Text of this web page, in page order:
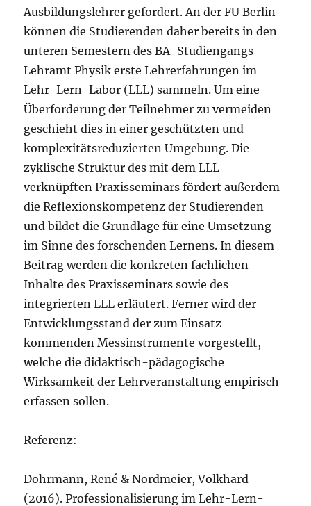
Ausbildungslehrer gefordert. An der FU Berlin
können die Studierenden daher bereits in den
unteren Semestern des BA-Studiengangs
Lehramt Physik erste Lehrerfahrungen im
Lehr-Lern-Labor (LLL) sammeln. Um eine
Überforderung der Teilnehmer zu vermeiden
geschieht dies in einer geschützten und
komplexitätsreduzierten Umgebung. Die
zyklische Struktur des mit dem LLL
verknüpften Praxisseminars fördert außerdem
die Reflexionskompetenz der Studierenden
und bildet die Grundlage für eine Umsetzung
im Sinne des forschenden Lernens. In diesem
Beitrag werden die konkreten fachlichen
Inhalte des Praxisseminars sowie des
integrierten LLL erläutert. Ferner wird der
Entwicklungsstand der zum Einsatz
kommenden Messinstrumente vorgestellt,
welche die didaktisch-pädagogische
Wirksamkeit der Lehrveranstaltung empirisch
erfassen sollen.
Referenz:
Dohrmann, René & Nordmeier, Volkhard
(2016). Professionalisierung im Lehr-Lern-